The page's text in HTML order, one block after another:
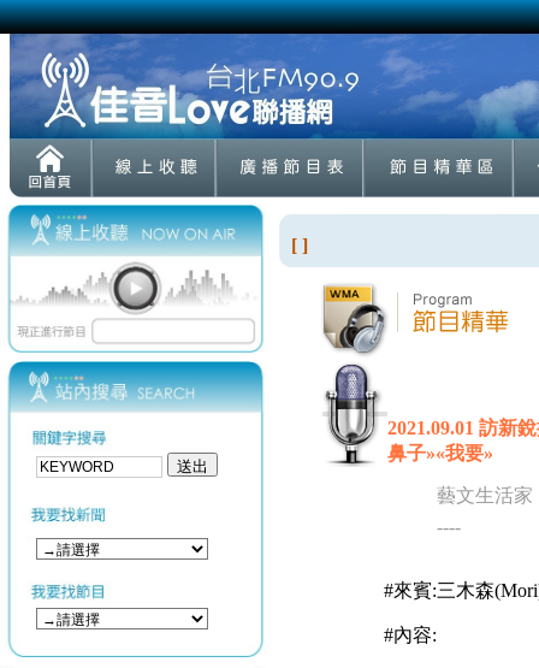
[ ]
2021.09.01 訪新
鼻子»«我要»
藝文生活家
----
#來賓:三木森
#內容: